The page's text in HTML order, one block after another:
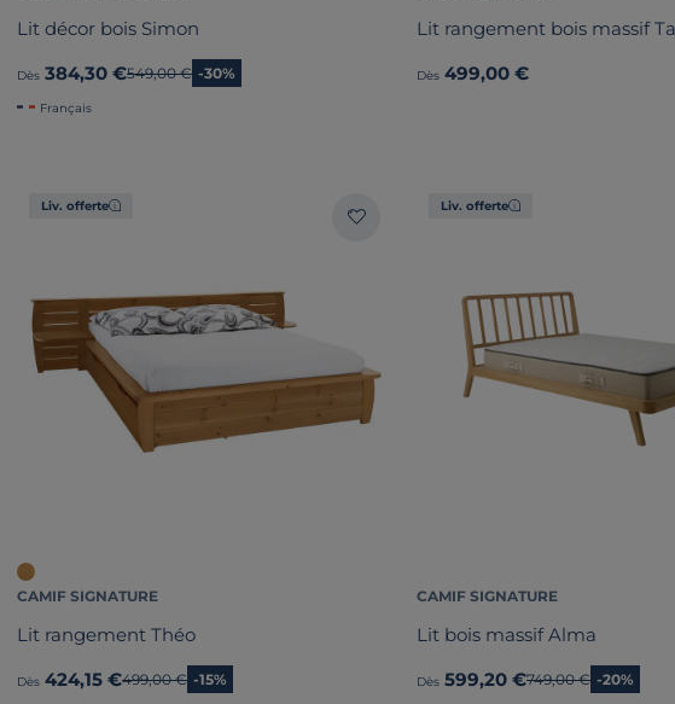
Lit décor bois Simon
Dès 384,30 €Ancien prix
549,00 € -30%
Français
Lit rangement bois massif
Dès 499,00 €
Liv. offerte
CAMIF SIGNATURE
Lit rangement Théo
Dès 424,15 €Ancien prix
499,00 € -15%
Liv. offerte
CAMIF SIGNATURE
Lit bois massif Alma
Dès 599,20 €Ancien prix
749,00 € -20%